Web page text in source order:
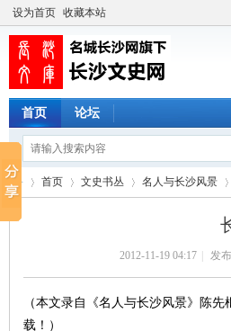
设为首页 收藏本站
首页 论坛
首页 文史书丛
›
名人与长沙风景
›
2012-11-19 04:17 发
（本文录自《名人与长沙风景》陈
载！）